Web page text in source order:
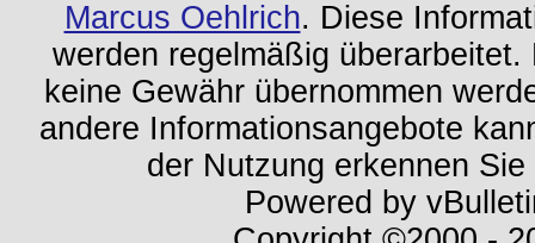
Marcus Oehlrich. Diese
werden regelmäßig
keine Gewähr übernommen
andere Informationsangebote
der Nutzung erkennen
Powered by